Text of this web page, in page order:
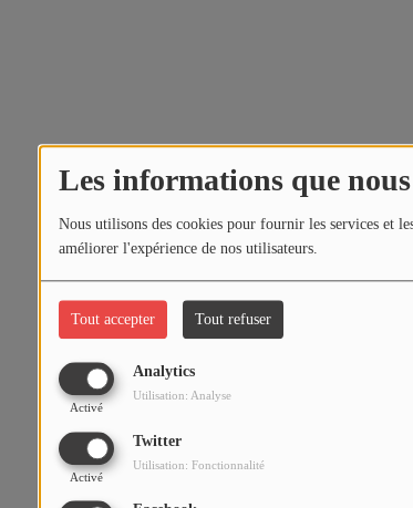
Les informations que
Nous utilisons des cookies pour fournir les services et
améliorer l'expérience de nos utilisateurs.
Tout accepter Tout refuser
Analytics
Activé
Utilisation: Analyse
Twitter
Activé
Utilisation: Fonctionnalité